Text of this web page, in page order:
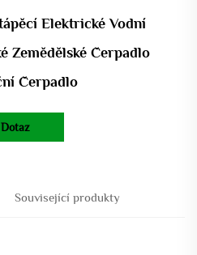
Elektrické Vodní
Zemědělské Čerpadlo
Čerpadlo
Dotaz
Související produkty